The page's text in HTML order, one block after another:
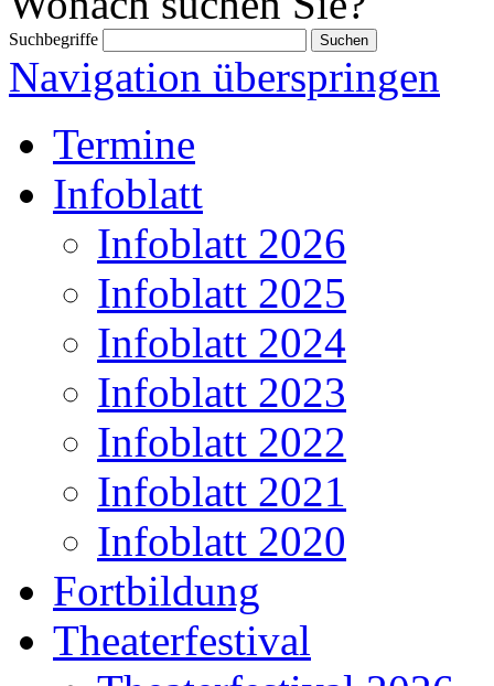
Suchbegriffe
Navigation überspringen
Termine
Infoblatt
Infoblatt 2026
Infoblatt 2025
Infoblatt 2024
Infoblatt 2023
Infoblatt 2022
Infoblatt 2021
Infoblatt 2020
Fortbildung
Theaterfestival